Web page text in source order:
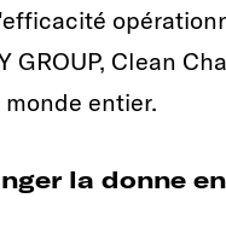
Clean
entier.
la donne